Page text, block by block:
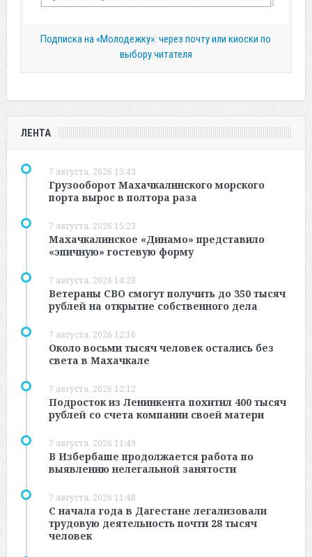
Подписка на «Молодежку»: через почту или киоски по
выбору читателя
ЛЕНТА
7 августа, 2026 15:43
Грузооборот Махачкалинского морского
порта вырос в полтора раза
7 августа, 2026 15:23
Махачкалинское «Динамо» представило
«эпичную» гостевую форму
7 августа, 2026 14:23
Ветераны СВО смогут получить до 350 тысяч
рублей на открытие собственного дела
7 августа, 2026 12:16
Около восьми тысяч человек остались без
света в Махачкале
7 августа, 2026 12:12
Подросток из Ленинкента похитил 400 тысяч
рублей со счета компании своей матери
7 августа, 2026 11:49
В Избербаше продолжается работа по
выявлению нелегальной занятости
7 августа, 2026 11:48
С начала года в Дагестане легализовали
трудовую деятельность почти 28 тысяч
человек